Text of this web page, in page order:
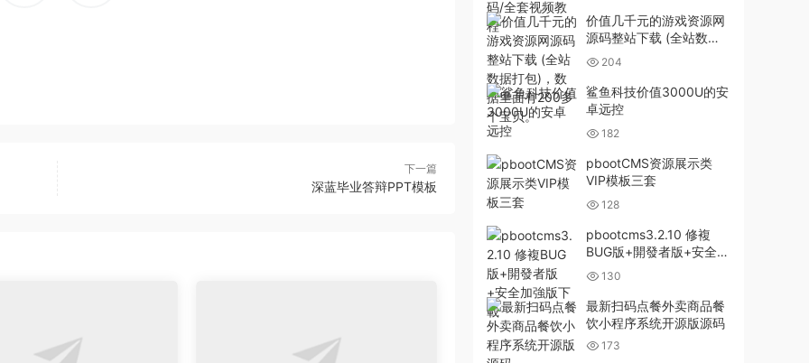
下一篇
深蓝毕业答辩PPT模板
价值几千元的游戏资源网
源码整站下载 (全站数据
打包)，数据里面有200多
个宝贝。
204
鲨鱼科技价值3000U的安
卓远控
182
pbootCMS资源展示类
VIP模板三套
128
pbootcms3.2.10 修複
BUG版+開發者版+安全加
強版下載
130
最新扫码点餐外卖商品餐
饮小程序系统开源版源码
173